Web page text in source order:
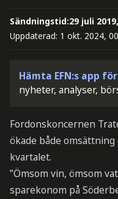
Sändningstid:29 juli
Uppdaterad: 1 okt. 2024,
Hämta EFN:s app
nyheter, analyser,
Fordonskoncernen
ökade både
kvartalet.
”Ömsom vin, ömsom
sparekonom på